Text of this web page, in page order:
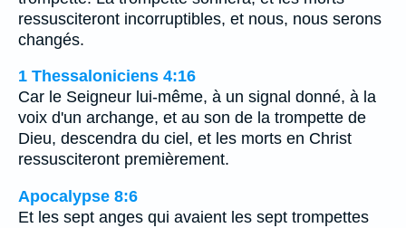
ressusciteront incorruptibles, et nous, nous serons
changés.
1 Thessaloniciens 4:16
Car le Seigneur lui-même, à un signal donné, à la
voix d'un archange, et au son de la trompette de
Dieu, descendra du ciel, et les morts en Christ
ressusciteront premièrement.
Apocalypse 8:6
Et les sept anges qui avaient les sept trompettes